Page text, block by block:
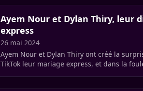
Ayem Nour et Dylan Thiry, leur
express
26 mai 2024
Ayem Nour et Dylan Thiry ont créé la
TikTok leur mariage express, et dans la